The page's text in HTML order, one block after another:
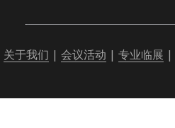
关于我们
  |
会议活动
  |
专业临展
  |